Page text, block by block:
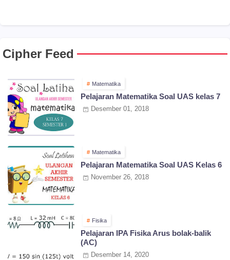
Cipher Feed
Matematika
Pelajaran Matematika Soal UAS kelas 7
Desember 01, 2018
Matematika
Pelajaran Matematika Soal UAS Kelas 6
November 26, 2018
Fisika
Pelajaran IPA Fisika Arus bolak-balik
(AC)
Desember 14, 2020